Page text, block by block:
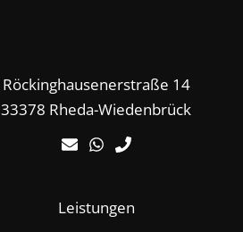
Röckinghausenerstraße 14
33378 Rheda-Wiedenbrück
Leistungen